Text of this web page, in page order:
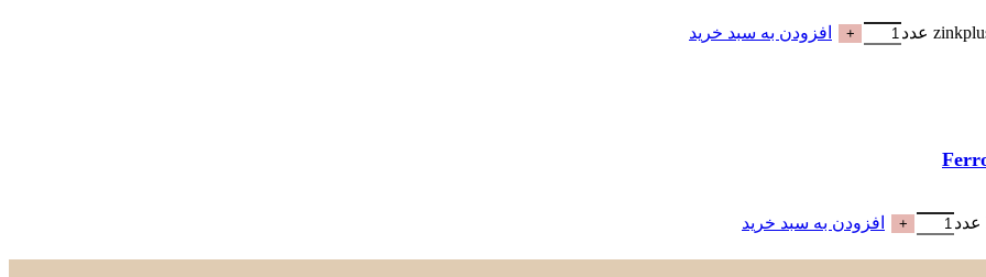
افزودن به سبد خرید
افزودن به سبد خرید